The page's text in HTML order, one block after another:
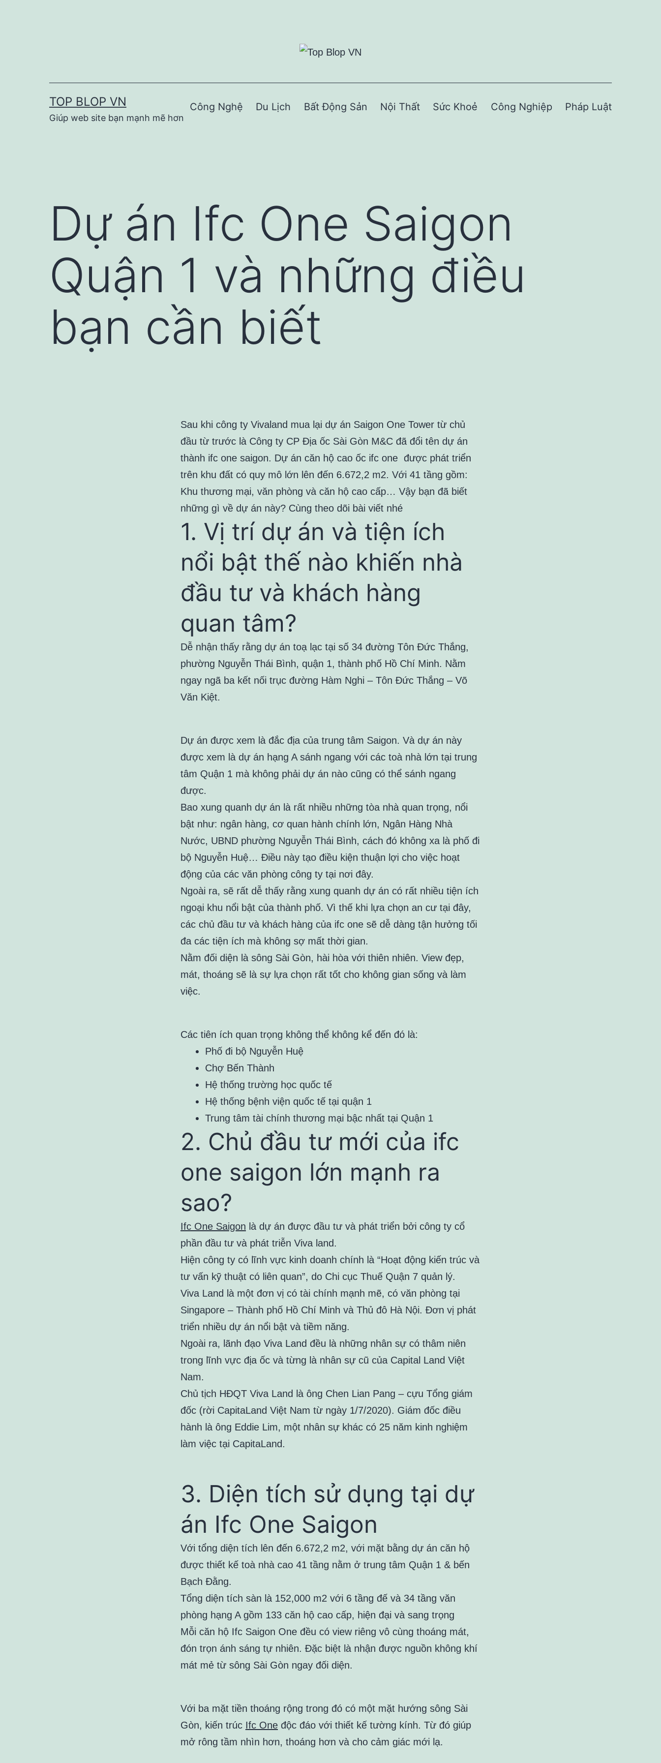
TOP BLOP VN
Giúp web site bạn mạnh mẽ hơn
Công Nghệ Du Lịch Bất Động Sản Nội Thất Sức Khoẻ Công Nghiệp Pháp Luật
Dự án Ifc One Saigon
Quận 1 và những điều
bạn cần biết
Sau khi công ty Vivaland mua lại dự án Saigon One Tower từ chủ
đầu từ trước là Công ty CP Địa ốc Sài Gòn M&C đã đổi tên dự án
thành ifc one saigon. Dự án căn hộ cao ốc ifc one được phát triển
trên khu đất có quy mô lớn lên đến 6.672,2 m2. Với 41 tầng gồm:
Khu thương mại, văn phòng và căn hộ cao cấp… Vậy bạn đã biết
những gì về dự án này? Cùng theo dõi bài viết nhé
1. Vị trí dự án và tiện ích
nổi bật thế nào khiến nhà
đầu tư và khách hàng
quan tâm?
Dễ nhận thấy rằng dự án toạ lạc tại số 34 đường Tôn Đức Thắng,
phường Nguyễn Thái Bình, quận 1, thành phố Hồ Chí Minh. Nằm
ngay ngã ba kết nối trục đường Hàm Nghi – Tôn Đức Thắng – Võ
Văn Kiệt.
Dự án được xem là đắc địa của trung tâm Saigon. Và dự án này
được xem là dự án hạng A sánh ngang với các toà nhà lớn tại trung
tâm Quận 1 mà không phải dự án nào cũng có thể sánh ngang
được.
Bao xung quanh dự án là rất nhiều những tòa nhà quan trọng, nổi
bật như: ngân hàng, cơ quan hành chính lớn, Ngân Hàng Nhà
Nước, UBND phường Nguyễn Thái Bình, cách đó không xa là phố đi
bộ Nguyễn Huệ… Điều này tạo điều kiện thuận lợi cho việc hoạt
động của các văn phòng công ty tại nơi đây.
Ngoài ra, sẽ rất dễ thấy rằng xung quanh dự án có rất nhiều tiện ích
ngoại khu nổi bật của thành phố. Vì thế khi lựa chọn an cư tại đây,
các chủ đầu tư và khách hàng của ifc one sẽ dễ dàng tận hưởng tối
đa các tiện ích mà không sợ mất thời gian.
Nằm đối diện là sông Sài Gòn, hài hòa với thiên nhiên. View đẹp,
mát, thoáng sẽ là sự lựa chọn rất tốt cho không gian sống và làm
việc.
Các tiên ích quan trọng không thể không kể đến đó là:
Phố đi bộ Nguyễn Huệ
Chợ Bến Thành
Hệ thống trường học quốc tế
Hệ thống bệnh viện quốc tế tại quận 1
Trung tâm tài chính thương mại bậc nhất tại Quận 1
2. Chủ đầu tư mới của ifc
one saigon lớn mạnh ra
sao?
Ifc One Saigon là dự án được đầu tư và phát triển bởi công ty cổ
phần đầu tư và phát triễn Viva land.
Hiện công ty có lĩnh vực kinh doanh chính là “Hoạt động kiến trúc và
tư vấn kỹ thuật có liên quan”, do Chi cục Thuế Quận 7 quản lý.
Viva Land là một đơn vị có tài chính mạnh mẽ, có văn phòng tại
Singapore – Thành phố Hồ Chí Minh và Thủ đô Hà Nội. Đơn vị phát
triển nhiều dự án nổi bật và tiềm năng.
Ngoài ra, lãnh đạo Viva Land đều là những nhân sự có thâm niên
trong lĩnh vực địa ốc và từng là nhân sự cũ của Capital Land Việt
Nam.
Chủ tịch HĐQT Viva Land là ông Chen Lian Pang – cựu Tổng giám
đốc (rời CapitaLand Việt Nam từ ngày 1/7/2020). Giám đốc điều
hành là ông Eddie Lim, một nhân sự khác có 25 năm kinh nghiệm
làm việc tại CapitaLand.
3. Diện tích sử dụng tại dự
án Ifc One Saigon
Với tổng diện tích lên đến 6.672,2 m2, với mặt bằng dự án căn hộ
được thiết kế toà nhà cao 41 tầng nằm ở trung tâm Quận 1 & bến
Bạch Đằng.
Tổng diện tích sàn là 152,000 m2 với 6 tầng đế và 34 tầng văn
phòng hạng A gồm 133 căn hộ cao cấp, hiện đại và sang trọng
Mỗi căn hộ Ifc Saigon One đều có view riêng vô cùng thoáng mát,
đón trọn ánh sáng tự nhiên. Đặc biệt là nhận được nguồn không khí
mát mẻ từ sông Sài Gòn ngay đối diện.
Với ba mặt tiền thoáng rộng trong đó có một mặt hướng sông Sài
Gòn, kiến trúc Ifc One độc đáo với thiết kế tường kính. Từ đó giúp
mở rông tầm nhìn hơn, thoáng hơn và cho cảm giác mới lạ.